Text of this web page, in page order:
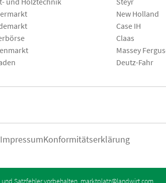
New Holland
Case IH
Claas
Massey
Deutz-Fahr
ImpressumKonformitätserklärung
Satzfehler vorbehalten. marktplatz@landwirt.com